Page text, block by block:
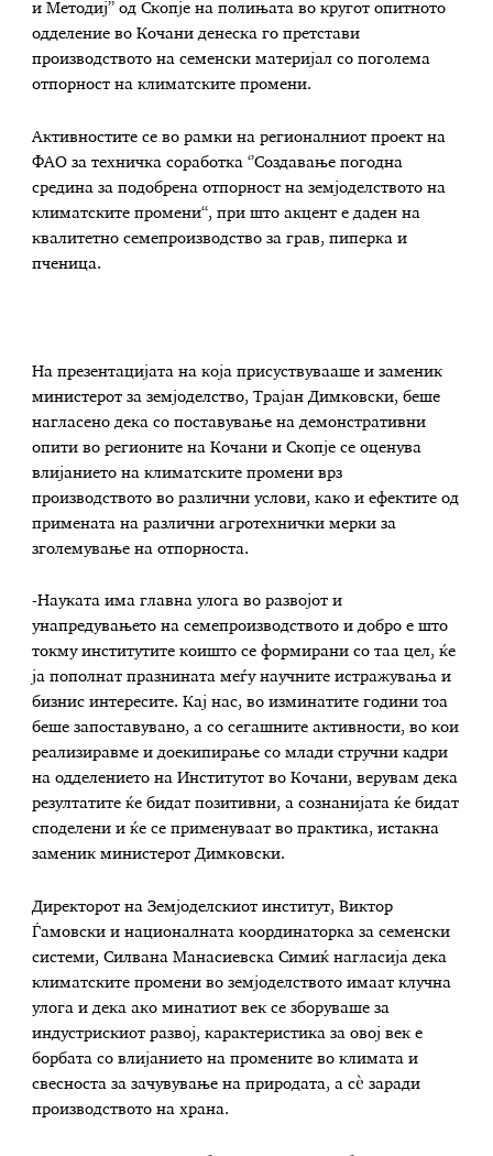
и Методиј’’ од Скопје на полињата во кругот опитното
одделение во Кочани денеска го претстави
производството на семенски материјал со поголема
отпорност на климатските промени.
Активностите се во рамки на регионалниот проект на
ФАО за техничка соработка ‘’Создавање погодна
средина за подобрена отпорност на земјоделството на
климатските промени“, при што акцент е даден на
квалитетно семепроизводство за грав, пиперка и
пченица.
На презентацијата на која присуствувааше и заменик
министерот за земјоделство, Трајан Димковски, беше
нагласено дека со поставување на демонстративни
опити во регионите на Кочани и Скопје се оценува
влијанието на климатските промени врз
производството во различни услови, како и ефектите од
примената на различни агротехнички мерки за
зголемување на отпорноста.
-Науката има главна улога во развојот и
унапредувањето на семепроизводството и добро е што
токму институтите коишто се формирани со таа цел, ќе
ја пополнат празнината меѓу научните истражувања и
бизнис интересите. Кај нас, во изминатите години тоа
беше запоставувано, а со сегашните активности, во кои
реализиравме и доекипирање со млади стручни кадри
на одделението на Институтот во Кочани, верувам дека
резултатите ќе бидат позитивни, а сознанијата ќе бидат
споделени и ќе се применуваат во практика, истакна
заменик министерот Димковски.
Директорот на Земјоделскиот институт, Виктор
Ѓамовски и националната координаторка за семенски
системи, Силвана Манасиевска Симиќ нагласија дека
климатските промени во земјоделството имаат клучна
улога и дека ако минатиот век се зборуваше за
индустрискиот развој, карактеристика за овој век е
борбата со влијанието на промените во климата и
свесноста за зачувување на природата, а сè заради
производството на храна.